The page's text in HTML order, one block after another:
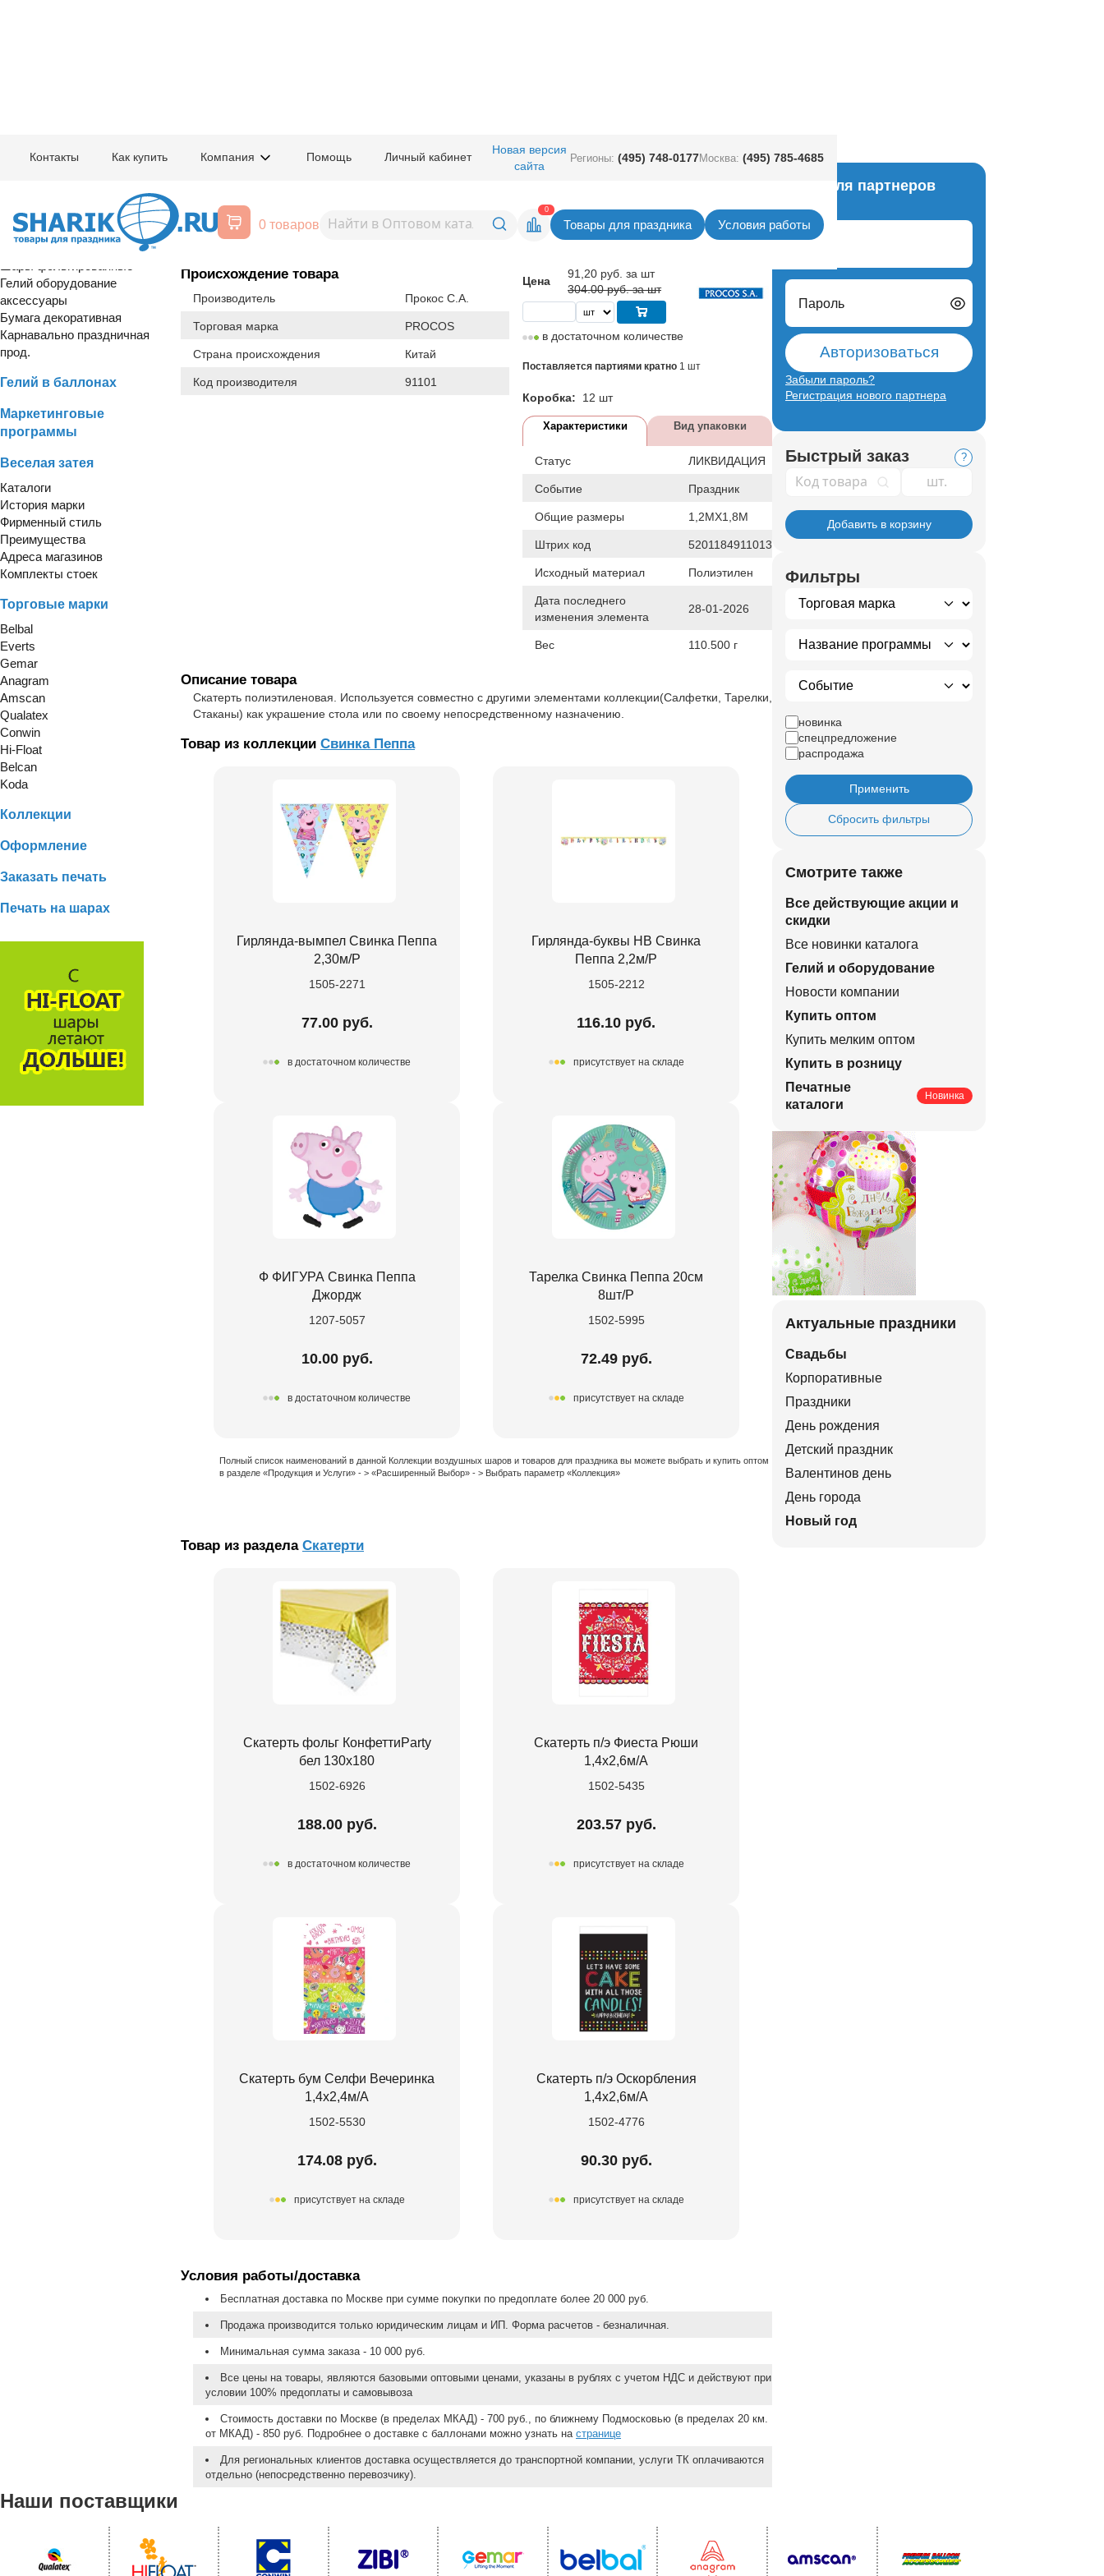
Контакты Как купить Компания Помощь Личный кабинет
Новая версия
сайта
Регионы: (495) 748-0177Москва: (495) 785-4685
0 товаров
0
Товары для праздника Условия работы
Расширенный поиск
Шары латексные
Гелий оборудование
аксессуары
Бумага декоративная
Карнавально праздничная
прод.
Гелий в баллонах
Маркетинговые
программы
Веселая затея
Каталоги
История марки
Фирменный стиль
Преимущества
Адреса магазинов
Комплекты стоек
Торговые марки
Belbal
Everts
Gemar
Anagram
Amscan
Qualatex
Conwin
Hi-Float
Belcan
Koda
Коллекции
Оформление
Заказать печать
Печать на шарах
1502-5999 Скатерть п/э Свинка Пеппа 1,2х1,8м/P
Происхождение товара
Производитель Прокос С.А.
Торговая марка PROCOS
Страна происхождения Китай
Код производителя 91101
Скидка 70%
Цена
91,20 руб. за шт
304.00 руб. за шт
в достаточном количестве
Поставляется партиями кратно 1 шт
Коробка: 12 шт
Характеристики Вид упаковки
Статус ЛИКВИДАЦИЯ
Событие Праздник
Общие размеры 1,2МХ1,8М
Штрих код 5201184911013
Исходный материал Полиэтилен
Дата последнего
изменения элемента
28-01-2026
Вес 110.500 г
Описание товара
Скатерть полиэтиленовая. Используется совместно с другими элементами коллекции(Салфетки, Тарелки,
Стаканы) как украшение стола или по своему непосредственному назначению.
Товар из коллекции Свинка Пеппа
Гирлянда-вымпел Свинка Пеппа
2,30м/P
1505-2271
77.00 руб.
в достаточном количестве
Гирлянда-буквы HB Свинка
Пеппа 2,2м/P
1505-2212
116.10 руб.
присутствует на складе
Ф ФИГУРА Свинка Пеппа
Джордж
1207-5057
10.00 руб.
в достаточном количестве
Тарелка Свинка Пеппа 20см
8шт/P
1502-5995
72.49 руб.
присутствует на складе
Полный список наименований в данной Коллекции воздушных шаров и товаров для праздника вы можете выбрать и купить оптом
в разделе «Продукция и Услуги» - > «Расширенный Выбор» - > Выбрать параметр «Коллекция»
Товар из раздела Скатерти
Скатерть фольг КонфеттиParty
бел 130х180
1502-6926
188.00 руб.
в достаточном количестве
Скатерть п/э Фиеста Рюши
1,4х2,6м/А
1502-5435
203.57 руб.
присутствует на складе
Скатерть бум Селфи Вечеринка
1,4х2,4м/А
1502-5530
174.08 руб.
присутствует на складе
Скатерть п/э Оскорбления
1,4х2,6м/А
1502-4776
90.30 руб.
присутствует на складе
Условия работы/доставка
Бесплатная доставка по Москве при сумме покупки по предоплате более 20 000 руб.
Продажа производится только юридическим лицам и ИП. Форма расчетов - безналичная.
Минимальная сумма заказа - 10 000 руб.
Все цены на товары, являются базовыми оптовыми ценами, указаны в рублях с учетом НДС и действуют при
условии 100% предоплаты и самовывоза
Стоимость доставки по Москве (в пределах МКАД) - 700 руб., по ближнему Подмосковью (в пределах 20 км.
от МКАД) - 850 руб. Подробнее о доставке с баллонами можно узнать на странице
Для региональных клиентов доставка осуществляется до транспортной компании, услуги ТК оплачиваются
отдельно (непосредственно перевозчику).
Вход для партнеров
Логин
Пароль
Авторизоваться
Забыли пароль?
Регистрация нового партнера
Быстрый заказ ?
Код товара
Добавить в корзину
Фильтры
новинка
спецпредложение
распродажа
Применить
Сбросить фильтры
Смотрите также
Все действующие акции и
скидки
Все новинки каталога
Гелий и оборудование
Новости компании
Купить оптом
Купить мелким оптом
Купить в розницу
Печатные
каталоги
Новинка
Актуальные праздники
Свадьбы
Корпоративные
Праздники
День рождения
Детский праздник
Валентинов день
День города
Новый год
Наши поставщики